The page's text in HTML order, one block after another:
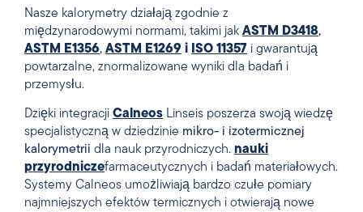
Nasze kalorymetry działają zgodnie z
międzynarodowymi normami, takimi jak ASTM D3418,
ASTM E1356, ASTM E1269 i ISO 11357 i gwarantują
powtarzalne, znormalizowane wyniki dla badań i
przemysłu.
Dzięki integracji Calneos Linseis poszerza swoją wiedzę
specjalistyczną w dziedzinie mikro- i izotermicznej
kalorymetrii dla nauk przyrodniczych. nauki
przyrodniczefarmaceutycznych i badań materiałowych.
Systemy Calneos umożliwiają bardzo czułe pomiary
najmniejszych efektów termicznych i otwierają nowe